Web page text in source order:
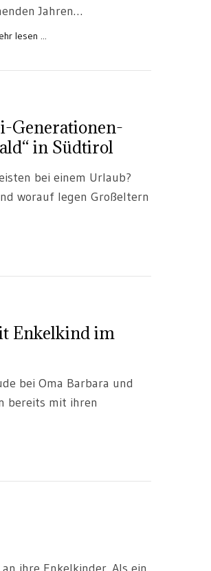
Jahren…
lesen ...
Generationen-
in Südtirol
bei einem Urlaub?
worauf legen Großeltern
Enkelkind im
bei Oma Barbara und
bereits mit ihren